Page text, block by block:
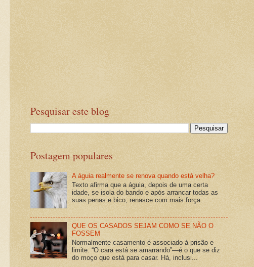
Pesquisar este blog
Postagem populares
A águia realmente se renova quando está velha?
Texto afirma que a águia, depois de uma certa
idade, se isola do bando e após arrancar todas as
suas penas e bico, renasce com mais força...
QUE OS CASADOS SEJAM COMO SE NÃO O
FOSSEM
Normalmente casamento é associado à prisão e
limite. “O cara está se amarrando”—é o que se diz
do moço que está para casar. Há, inclusi...